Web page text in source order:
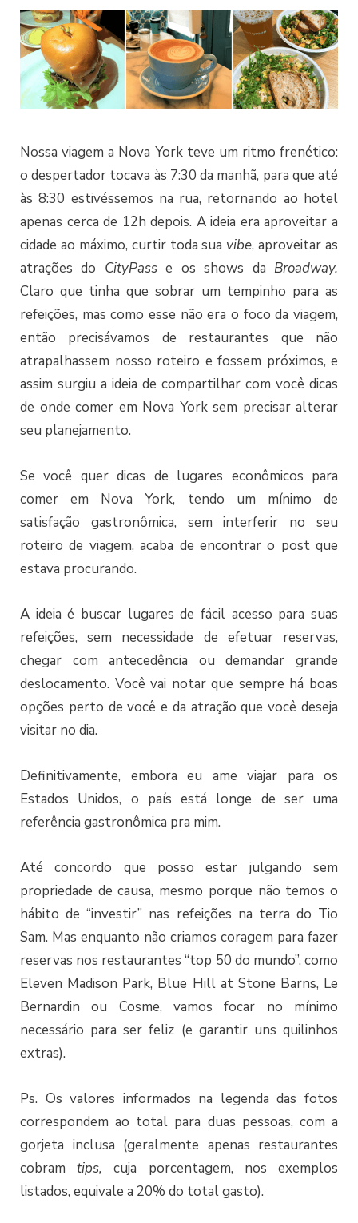
Nossa viagem a Nova York teve um ritmo frenético:
o despertador tocava às 7:30 da manhã, para que até
às 8:30 estivéssemos na rua, retornando ao hotel
apenas cerca de 12h depois. A ideia era aproveitar a
cidade ao máximo, curtir toda sua vibe, aproveitar as
atrações do CityPasse os shows da Broadway.
Claro que tinha que sobrar um tempinho para as
refeições, mas como esse não era o foco da viagem,
então precisávamos de restaurantes que não
atrapalhassem nosso roteiro e fossem próximos, e
assim surgiu a ideia de compartilhar com você dicas
de onde comer em Nova York sem precisar alterar
seu planejamento.
Se você quer dicas de lugares econômicos para
comer em Nova York, tendo um mínimo de
satisfação gastronômica, sem interferir no seu
roteiro de viagem, acaba de encontrar o post que
estava procurando.
A ideia é buscar lugares de fácil acesso para suas
refeições, sem necessidade de efetuar reservas,
chegar com antecedência ou demandar grande
deslocamento. Você vai notar que sempre há boas
opções perto de você e da atração que você deseja
visitar no dia.
Definitivamente, embora eu ame viajar para os
Estados Unidos, o país está longe de ser uma
referência gastronômica pra mim.
Até concordo que posso estar julgando sem
propriedade de causa, mesmo porque não temos o
hábito de “investir” nas refeições na terra do Tio
Sam. Mas enquanto não criamos coragem para fazer
reservas nos restaurantes “top 50 do mundo”, como
Eleven Madison Park, Blue Hill at Stone Barns, Le
Bernardin ou Cosme, vamos focar no mínimo
necessário para ser feliz (e garantir uns quilinhos
extras).
Ps. Os valores informados na legenda das fotos
correspondem ao total para duas pessoas, com a
gorjeta inclusa (geralmente apenas restaurantes
cobramtips,cuja porcentagem, nos exemplos
listados, equivale a 20% do total gasto).